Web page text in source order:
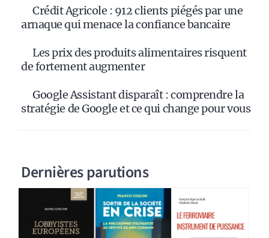
Crédit Agricole : 912 clients piégés par une
arnaque qui menace la confiance bancaire
Les prix des produits alimentaires risquent
de fortement augmenter
Google Assistant disparaît : comprendre la
stratégie de Google et ce qui change pour vous
Dernières parutions